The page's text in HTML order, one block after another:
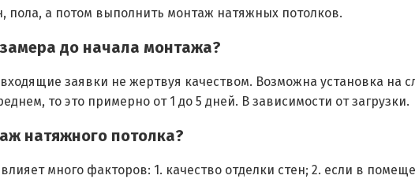
пола, а потом выполнить монтаж натяжных потолков.
до начала монтажа?
заявки не жертвуя качеством. Возможна установка на
то это примерно от 1 до 5 дней. В зависимости от загрузки.
натяжного потолка?
много факторов: 1. качество отделки стен; 2. если в